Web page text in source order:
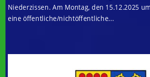
Niederzissen. Am Montag, den 15.12.2025
eine öffentliche/nichtöffentliche...